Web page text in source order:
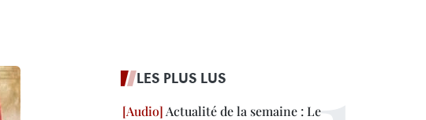
LES PLUS LUS
Actualité de la semaine : Le